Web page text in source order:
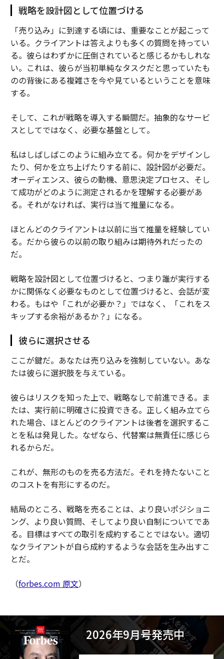
戦略を設計図として位置づける
「売り込み」に到達する頃には、重要なことが起こって
いる。クライアントは答えよりも多くの質問を持ってい
る。彼らはわずかに圧倒されていると感じるかもしれな
い。これは、彼らが当初単純なタスクだと思っていたも
のの背後にある複雑さを今や見ているということを意味
する。
そして、これが戦略を導入する瞬間だ。抽象的なサービ
スとしてではなく、必要な基盤として。
私はしばしばこのように組み立てる。何かをデザインし
たり、何かを立ち上げたりする前に、設計図が必要だ。
オーディエンス、彼らの動機、意思決定プロセス、そし
て成功がどのように測定されるかを理解する必要があ
る。それがなければ、実行は当て推量になる。
ほとんどのクライアントは以前に当て推量を経験してい
る。だから彼らの以前の取り組みは期待外れだったの
だ。
戦略を設計図として位置づけると、つまり誰が実行する
かに関係なく必要なものとして位置づけると、会話が変
わる。もはや「これが必要か？」ではなく、「これをス
キップする余裕があるか？」になる。
彼らに選択させる
ここが鍵だ。あなたは売り込みを強制していない。あな
たは彼らに選択肢を与えている。
彼らはリスクを知った上で、戦略なしで前進できる。ま
たは、実行前に明確さに投資できる。正しく組み立てら
れた場合、ほとんどのクライアントは後者を選択するこ
とを私は発見した。なぜなら、代替案は無責任に感じら
れるからだ。
これが、無形のものを売る方法だ。それを持たないこと
のコストを有形にするのだ。
結局のところ、戦略を売ることは、より良いポジショニ
ング、より良い質問、そしてより良い自制についてであ
る。目標はすべての取引を成約することではない。適切
なクライアントが自ら成約するような会話を生み出すこ
とだ。
（forbes.com 原文）
2026年9月号発売中